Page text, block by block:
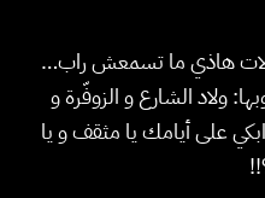
هاذي ما تسمعش راب…
ولاد الشارع و الزوفّرة و
على أيامك يا مثقف و يا